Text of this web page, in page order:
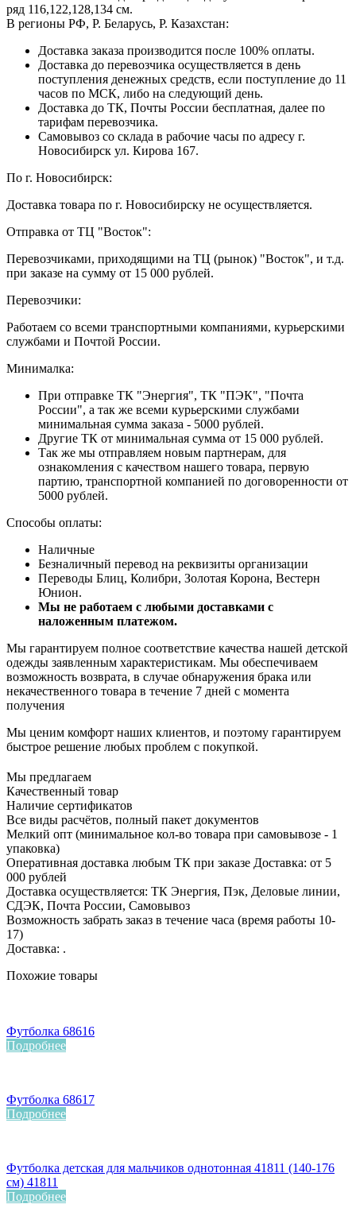
ряд 116,122,128,134 см.
В регионы РФ, Р. Беларусь, Р. Казахстан:
Доставка заказа производится после 100% оплаты.
Доставка до перевозчика осуществляется в день
поступления денежных средств, если поступление до 11
часов по МСК, либо на следующий день.
Доставка до ТК, Почты России бесплатная, далее по
тарифам перевозчика.
Самовывоз со склада в рабочие часы по адресу г.
Новосибирск ул. Кирова 167.
По г. Новосибирск:
Доставка товара по г. Новосибирску не осуществляется.
Отправка от ТЦ "Восток":
Перевозчиками, приходящими на ТЦ (рынок) "Восток", и т.д.
при заказе на сумму от 15 000 рублей.
Перевозчики:
Работаем со всеми транспортными компаниями, курьерскими
службами и Почтой России.
Минималка:
При отправке ТК "Энергия", ТК "ПЭК", "Почта
России", а так же всеми курьерскими службами
минимальная сумма заказа - 5000 рублей.
Другие ТК от минимальная сумма от 15 000 рублей.
Так же мы отправляем новым партнерам, для
ознакомления с качеством нашего товара, первую
партию, транспортной компанией по договоренности от
5000 рублей.
Способы оплаты:
Наличные
Безналичный перевод на реквизиты организации
Переводы Блиц, Колибри, Золотая Корона, Вестерн
Юнион.
Мы не работаем с любыми доставками с
наложенным платежом.
Мы гарантируем полное соответствие качества нашей детской
одежды заявленным характеристикам. Мы обеспечиваем
возможность возврата, в случае обнаружения брака или
некачественного товара в течение 7 дней с момента
получения
Мы ценим комфорт наших клиентов, и поэтому гарантируем
быстрое решение любых проблем с покупкой.
Мы предлагаем
Качественный товар
Наличие сертификатов
Все виды расчётов, полный пакет документов
Мелкий опт (минимальное кол-во товара при самовывозе - 1
упаковка)
Оперативная доставка любым ТК при заказе Доставка: от 5
000 рублей
Доставка осуществляется: ТК Энергия, Пэк, Деловые линии,
СДЭК, Почта России, Самовывоз
Возможность забрать заказ в течение часа (время работы 10-
17)
Доставка: .
Похожие товары
Футболка 68616
Подробнее
Футболка 68617
Подробнее
Футболка детская для мальчиков однотонная 41811 (140-176
см) 41811
Подробнее